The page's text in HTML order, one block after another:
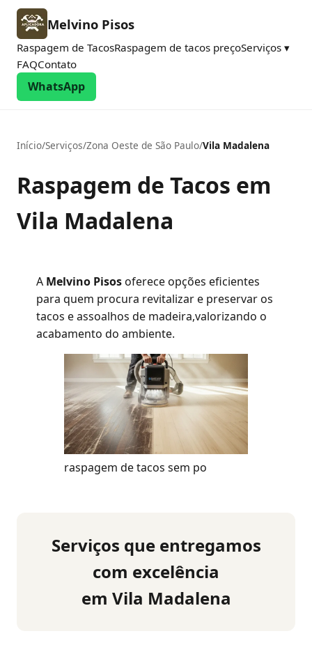
Melvino Pisos
Raspagem de TacosRaspagem de tacos preçoServiços ▾
FAQContato
WhatsApp
Início/Serviços/Zona Oeste de São Paulo/Vila Madalena
Raspagem de Tacos em
Vila Madalena
A Melvino Pisosoferece opções eficientes
para quem procura revitalizar e preservar os
tacos e assoalhos de madeira,valorizando o
acabamento do ambiente.
raspagem de tacos sem po
Serviços que entregamos
com excelência
em Vila Madalena